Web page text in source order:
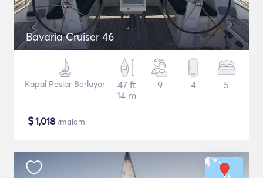
Bavaria Cruiser 46
Kapal Pesiar Berlayar
47 ft
14 m
9 4 5
$1,018 /malam